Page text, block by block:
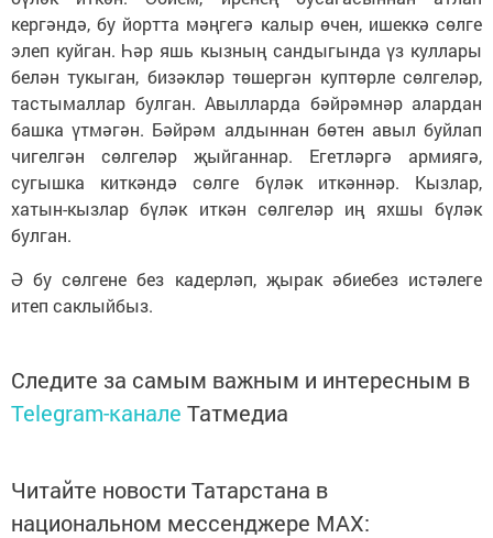
кергәндә, бу йортта мәңгегә калыр өчен, ишеккә сөлге
элеп куйган. Һәр яшь кызның сандыгында үз куллары
белән тукыган, бизәкләр төшергән куптөрле сөлгеләр,
тастымаллар булган. Авылларда бәйрәмнәр алардан
башка үтмәгән. Бәйрәм алдыннан бөтен авыл буйлап
чигелгән сөлгеләр җыйганнар. Егетләргә армиягә,
сугышка киткәндә сөлге бүләк иткәннәр. Кызлар,
хатын-кызлар бүләк иткән сөлгеләр иң яхшы бүләк
булган.
Ә бу сөлгене без кадерләп, җырак әбиебез истәлеге
итеп саклыйбыз.
Следите за самым важным и интересным в
Telegram-канале Татмедиа
Читайте новости Татарстана в
национальном мессенджере MАХ: